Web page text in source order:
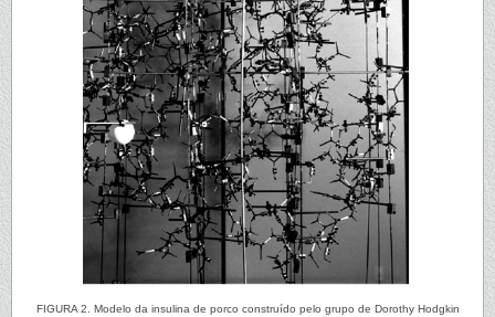
FIGURA 2. Modelo da insulina de porco construído pelo grupo de Dorothy Hodgkin